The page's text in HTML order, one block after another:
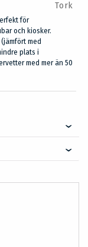
Tork
för
och kiosker.
med
plats i
med mer än 50